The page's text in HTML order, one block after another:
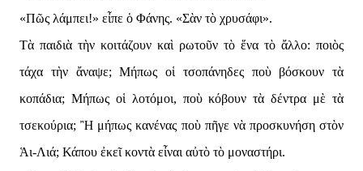
«Πῶς λάμπει!» εἶπε ὁ Φάνης. «Σὰν τὸ χρυσάφι».
Τὰ παιδιὰ τὴν κοιτάζουν καὶ ρωτοῦν τὸ ἕνα τὸ ἄλλο: ποιὸς
τάχα τὴν ἄναψε; Μήπως οἱ τσοπάνηδες ποὺ βόσκουν τὰ
κοπάδια; Μήπως οἱ λοτόμοι, ποὺ κόβουν τὰ δέντρα μὲ τὰ
τσεκούρια; Ἢ μήπως κανένας ποὺ πῆγε νὰ προσκυνήση στὸν
Ἁι-Λιά; Κάπου ἐκεῖ κοντὰ εἶναι αὐτὸ τὸ μοναστήρι.